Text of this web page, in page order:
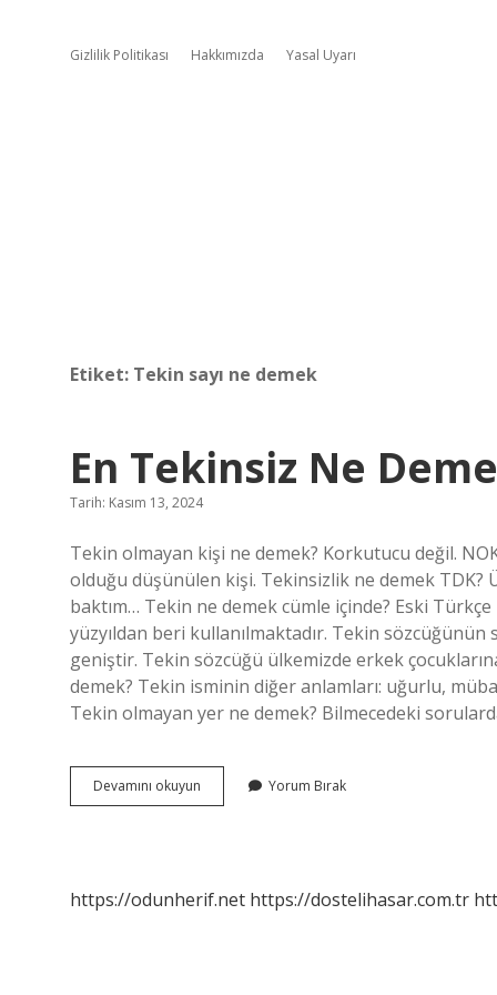
Gizlilik Politikası Hakkımızda Yasal Uyarı
Etiket: Tekin sayı ne demek
En Tekinsiz Ne
Tarih: Kasım 13, 2024
Tekin olmayan kişi ne demek? Korkutucu değil.
olduğu düşünülen kişi. Tekinsizlik ne demek
baktım… Tekin ne demek cümle içinde? Eski
yüzyıldan beri kullanılmaktadır. Tekin sözcüğünün
geniştir. Tekin sözcüğü ülkemizde erkek
demek? Tekin isminin diğer anlamları: uğurlu,
Tekin olmayan yer ne demek? Bilmecedeki
Devamını okuyun
Tekinsiz
Yorum Bırak
https://odunherif.net https://dostelihasar.com.tr